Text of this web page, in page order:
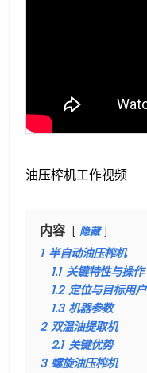
油压榨机工作视频
内容 隐藏
1 半自动油压榨机
1.1 ​​关键特性与操作​
1.2 ​​定位与目标用户
1.3 机器参数
2 双温油提取机
2.1 关键优势​
3 螺旋油压榨机